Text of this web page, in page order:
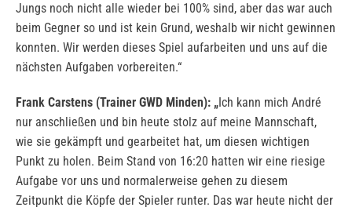
Jungs noch nicht alle wieder bei 100% sind, aber das war auch
beim Gegner so und ist kein Grund, weshalb wir nicht gewinnen
konnten. Wir werden dieses Spiel aufarbeiten und uns auf die
nächsten Aufgaben vorbereiten.“
Frank Carstens (Trainer GWD Minden): „ Ich kann mich André
nur anschließen und bin heute stolz auf meine Mannschaft,
wie sie gekämpft und gearbeitet hat, um diesen wichtigen
Punkt zu holen. Beim Stand von 16:20 hatten wir eine riesige
Aufgabe vor uns und normalerweise gehen zu diesem
Zeitpunkt die Köpfe der Spieler runter. Das war heute nicht der